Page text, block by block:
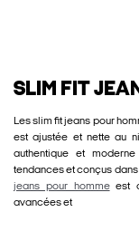
SLIM FIT
Les slim fit jeans pour
est ajustée et nette au
authentique et
tendances et conçus
jeans pour hommeest
avancées et